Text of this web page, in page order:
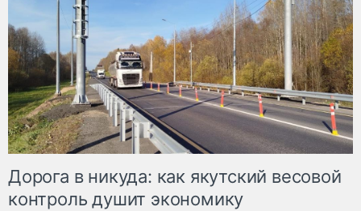
Дорога в никуда: как якутский весовой
контроль душит экономику